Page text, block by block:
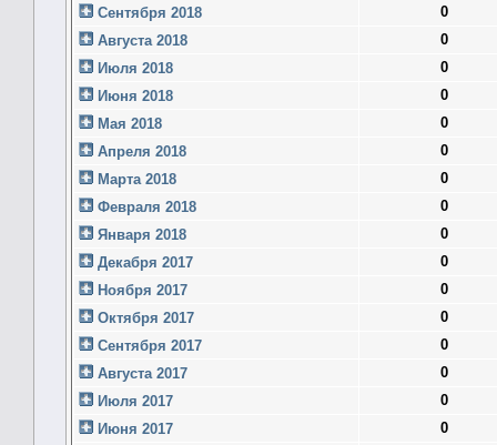
Сентября 2018
0
Августа 2018
0
Июля 2018
0
Июня 2018
0
Мая 2018
0
Апреля 2018
0
Марта 2018
0
Февраля 2018
0
Января 2018
0
Декабря 2017
0
Ноября 2017
0
Октября 2017
0
Сентября 2017
0
Августа 2017
0
Июля 2017
0
Июня 2017
0